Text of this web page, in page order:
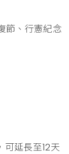
節、行憲紀念
延長至12天